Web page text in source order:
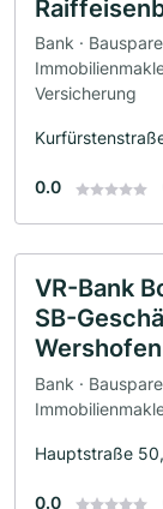
Bank ·
Versicherung
0.0
VR-Bank
SB-
Wershofen
Bank ·
Hauptstraße
0.0